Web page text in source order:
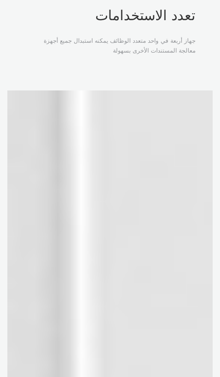
تعدد الاستخدامات
جهاز أربعة في واحد متعدد الوظائف يمكنه استبدال جميع أجهزة
معالجة المستندات الأخرى بسهولة